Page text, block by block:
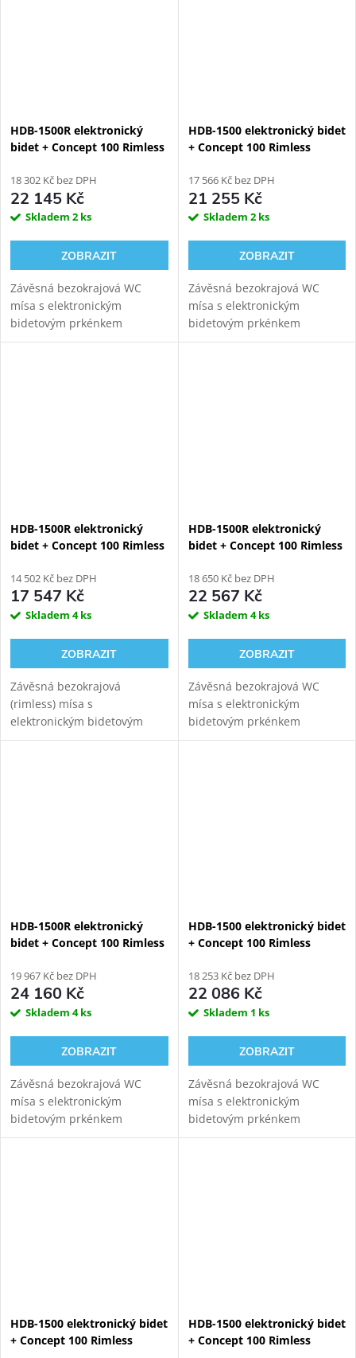
HDB-1500R elektronický
bidet + Concept 100 Rimless
Duofix 111.925.00.5
18 302 Kč bez DPH
22 145 Kč
Skladem 2 ks
ZOBRAZIT
Závěsná bezokrajová WC
mísa s elektronickým
bidetovým prkénkem
HYUNDAI Wacortec s
HDB-1500 elektronický bidet
+ Concept 100 Rimless
Duofix 111.925.00.5
17 566 Kč bez DPH
21 255 Kč
Skladem 2 ks
ZOBRAZIT
Závěsná bezokrajová WC
mísa s elektronickým
bidetovým prkénkem
HYUNDAI Wacortec s
HDB-1500R elektronický
bidet + Concept 100 Rimless
14 502 Kč bez DPH
17 547 Kč
Skladem 4 ks
ZOBRAZIT
Závěsná bezokrajová
(rimless) mísa s
elektronickým bidetovým
prkénkem HYUNDAI
HDB-1500R elektronický
bidet + Concept 100 Rimless
Kombifix Eco 110.302.00.5
18 650 Kč bez DPH
22 567 Kč
Skladem 4 ks
ZOBRAZIT
Závěsná bezokrajová WC
mísa s elektronickým
bidetovým prkénkem
HYUNDAI Wacortec s
HDB-1500R elektronický
bidet + Concept 100 Rimless
Duofix 111.355.00.5
19 967 Kč bez DPH
24 160 Kč
Skladem 4 ks
ZOBRAZIT
Závěsná bezokrajová WC
mísa s elektronickým
bidetovým prkénkem
HYUNDAI Wacortec s
HDB-1500 elektronický bidet
+ Concept 100 Rimless
Kombifix 110.300.00.5
18 253 Kč bez DPH
22 086 Kč
Skladem 1 ks
ZOBRAZIT
Závěsná bezokrajová WC
mísa s elektronickým
bidetovým prkénkem
HYUNDAI Wacortec s
HDB-1500 elektronický bidet
+ Concept 100 Rimless
HDB-1500 elektronický bidet
+ Concept 100 Rimless